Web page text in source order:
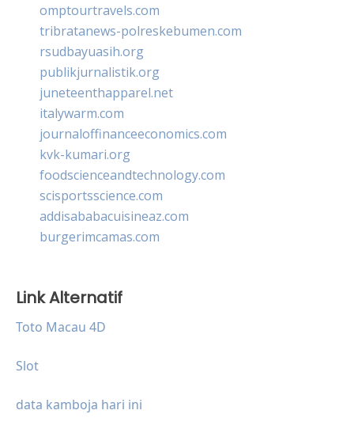
omptourtravels.com
tribratanews-polreskebumen.com
rsudbayuasih.org
publikjurnalistik.org
juneteenthapparel.net
italywarm.com
journaloffinanceeconomics.com
kvk-kumari.org
foodscienceandtechnology.com
scisportsscience.com
addisababacuisineaz.com
burgerimcamas.com
Link Alternatif
Toto Macau 4D
Slot
data kamboja hari ini